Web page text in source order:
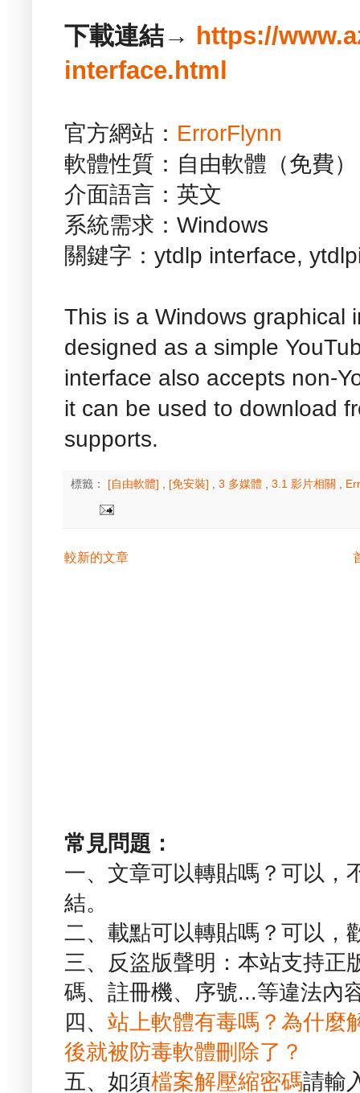
下載連結→ https://
interface.html
官方網站： ErrorFlynn
軟體性質：自由軟體（免費）
介面語言：英文
系統需求：Windows
關鍵字：ytdlp interface,
This is a Windows graphical
designed as a simple
interface also accepts non-
it can be used to download
supports.
標籤： [自由軟體] [免安裝] 3 多媒體 3.1 影片相關
較新的文章
常見問題：
一、文章可以轉貼嗎？可以，
結。
二、載點可以轉貼嗎？可以，
三、反盜版聲明：本站支持正
碼、註冊機、序號...等違法內
四、 站上軟體有毒嗎？為什麼
後就被防毒軟體刪除了？
五、如須檔案解壓縮密碼請輸